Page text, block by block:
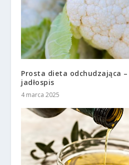
Prosta dieta odchudzająca
jadłospis
4 marca 2025